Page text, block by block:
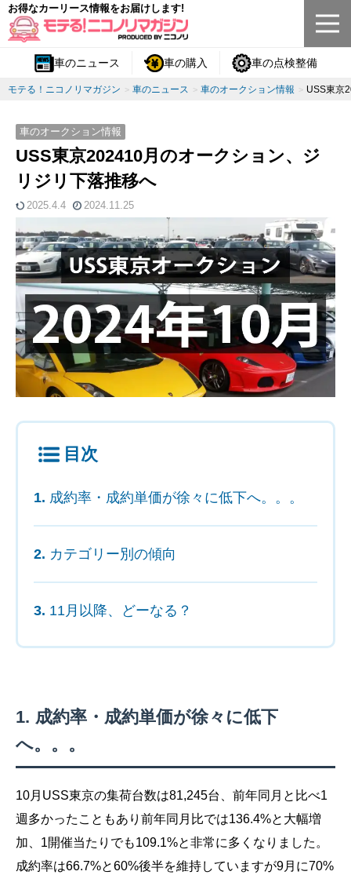
お得なカーリース情報をお届けします!
車のニュース 車の購入 車の点検整備
モテる！ニコノリマガジン 車のニュース 車のオークション情報 USS東京
車のオークション情報
USS東京202410月のオークション、ジ
リジリ下落推移へ
2025.4.4 2024.11.25
目次
成約率・成約単価が徐々に低下へ。。。
カテゴリー別の傾向
11月以降、どーなる？
成約率・成約単価が徐々に低下
へ。。。
10月USS東京の集荷台数は81,245台、前年同月と比べ1
週多かったこともあり前年同月比では136.4%と大幅増
加、1開催当たりでも109.1%と非常に多くなりました。
成約率は66.7%と60%後半を維持していますが9月に70%